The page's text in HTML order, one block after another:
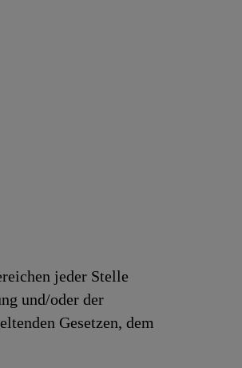
jeder Stelle
und/oder der
Gesetzen, dem